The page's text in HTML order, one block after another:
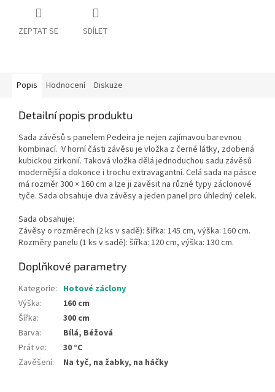
ZEPTAT SE SDÍLET
Popis Hodnocení Diskuze
Detailní popis produktu
Sada závěsů s panelem Pedeira je nejen zajímavou barevnou
kombinací. V horní části závěsu je vložka z černé látky, zdobená
kubickou zirkonií. Taková vložka dělá jednoduchou sadu závěsů
modernější a dokonce i trochu extravagantní. Celá sada na pásce
má rozměr 300 × 160 cm a lze ji zavěsit na různé typy záclonové
tyče. Sada obsahuje dva závěsy a jeden panel pro úhledný celek.
Sada obsahuje:
Závěsy o rozměrech (2 ks v sadě): šířka: 145 cm, výška: 160 cm.
Rozměry panelu (1 ks v sadě): šířka: 120 cm, výška: 130 cm.
Doplňkové parametry
Kategorie: Hotové záclony
Výška:
160 cm
Šířka:
300 cm
Barva:
Bílá, Béžová
Prát ve:
30 °C
Zavěšení: Na tyč, na žabky, na háčky